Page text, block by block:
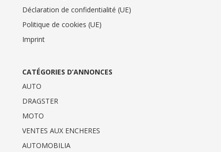
Déclaration de confidentialité (UE)
Politique de cookies (UE)
Imprint
CATÉGORIES D’ANNONCES
AUTO
DRAGSTER
MOTO
VENTES AUX ENCHERES
AUTOMOBILIA